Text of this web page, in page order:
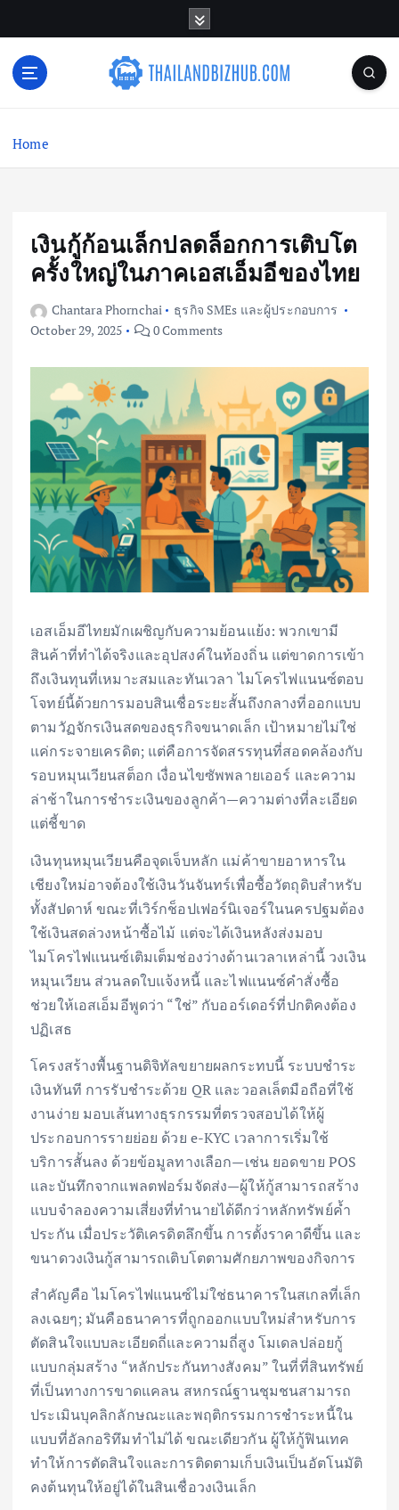
n
Home
เงินกู้ก้อนเล็กปลดล็อกการเติบโต
ครั้งใหญ่ในภาคเอสเอ็มอีของไทย
Chantara Phornchai
ธุรกิจ SMEs และผู้ประกอบการ
October 29, 2025
0 Comments
เอสเอ็มอีไทยมักเผชิญกับความย้อนแย้ง: พวกเขามี
สินค้าที่ทำได้จริงและอุปสงค์ในท้องถิ่น แต่ขาดการเข้า
ถึงเงินทุนที่เหมาะสมและทันเวลา ไมโครไฟแนนซ์ตอบ
โจทย์นี้ด้วยการมอบสินเชื่อระยะสั้นถึงกลางที่ออกแบบ
ตามวัฏจักรเงินสดของธุรกิจขนาดเล็ก เป้าหมายไม่ใช่
แค่กระจายเครดิต; แต่คือการจัดสรรทุนที่สอดคล้องกับ
รอบหมุนเวียนสต็อก เงื่อนไขซัพพลายเออร์ และความ
ล่าช้าในการชำระเงินของลูกค้า—ความต่างที่ละเอียด
แต่ชี้ขาด
เงินทุนหมุนเวียนคือจุดเจ็บหลัก แม่ค้าขายอาหารใน
เชียงใหม่อาจต้องใช้เงินวันจันทร์เพื่อซื้อวัตถุดิบสำหรับ
ทั้งสัปดาห์ ขณะที่เวิร์กช็อปเฟอร์นิเจอร์ในนครปฐมต้อง
ใช้เงินสดล่วงหน้าซื้อไม้ แต่จะได้เงินหลังส่งมอบ
ไมโครไฟแนนซ์เติมเต็มช่องว่างด้านเวลาเหล่านี้ วงเงิน
หมุนเวียน ส่วนลดใบแจ้งหนี้ และไฟแนนซ์คำสั่งซื้อ
ช่วยให้เอสเอ็มอีพูดว่า “ใช่” กับออร์เดอร์ที่ปกติคงต้อง
ปฏิเสธ
โครงสร้างพื้นฐานดิจิทัลขยายผลกระทบนี้ ระบบชำระ
เงินทันที การรับชำระด้วย QR และวอลเล็ตมือถือที่ใช้
งานง่าย มอบเส้นทางธุรกรรมที่ตรวจสอบได้ให้ผู้
ประกอบการรายย่อย ด้วย e-KYC เวลาการเริ่มใช้
บริการสั้นลง ด้วยข้อมูลทางเลือก—เช่น ยอดขาย POS
และบันทึกจากแพลตฟอร์มจัดส่ง—ผู้ให้กู้สามารถสร้าง
แบบจำลองความเสี่ยงที่ทำนายได้ดีกว่าหลักทรัพย์ค้ำ
ประกัน เมื่อประวัติเครดิตลึกขึ้น การตั้งราคาดีขึ้น และ
ขนาดวงเงินกู้สามารถเติบโตตามศักยภาพของกิจการ
สำคัญคือ ไมโครไฟแนนซ์ไม่ใช่ธนาคารในสเกลที่เล็ก
ลงเฉยๆ; มันคือธนาคารที่ถูกออกแบบใหม่สำหรับการ
ตัดสินใจแบบละเอียดถี่และความถี่สูง โมเดลปล่อยกู้
แบบกลุ่มสร้าง “หลักประกันทางสังคม” ในที่ที่สินทรัพย์
ที่เป็นทางการขาดแคลน สหกรณ์ฐานชุมชนสามารถ
ประเมินบุคลิกลักษณะและพฤติกรรมการชำระหนี้ใน
แบบที่อัลกอริทึมทำไม่ได้ ขณะเดียวกัน ผู้ให้กู้ฟินเทค
ทำให้การตัดสินใจและการติดตามเก็บเงินเป็นอัตโนมัติ
คงต้นทุนให้อยู่ได้ในสินเชื่อวงเงินเล็ก